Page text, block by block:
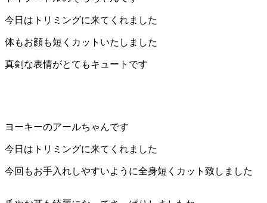
ペ
ッ
ト
ン・
ペ
今日はトリミングに来てくれました
体もお顔も短くカットいたしました
真剣な表情がとてもキュートです
ヨーキーのアールちゃんです
今日はトリミングに来てくれました
今回もお手入れしやすいように全身短くカット致しました